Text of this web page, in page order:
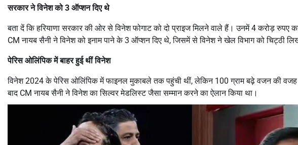
सरकार ने विनेश को 3 ऑप्शन दिए थे
बता दें कि हरियाणा सरकार की ओर से विनेश फोगाट को दो प्राइज मिलने वाले हैं। उनमें 4 करोड़ रुपए
CM नायब सैनी ने विनेश को इनाम पाने के 3 ऑप्शन दिए थे, जिसमें से विनेश ने खेल विभाग को चिट्ठी
पेरिस ओलिंपिक में बाहर हुई थीं विनेश
विनेश 2024 के पेरिस ओलिंपिक में फाइनल मुकाबले तक पहुंची थीं, लेकिन 100 ग्राम बढ़े वजन की
बाद CM नायब सैनी ने विनेश का सिल्वर मेडलिस्ट जैसा सम्मान करने का ऐलान किया था।